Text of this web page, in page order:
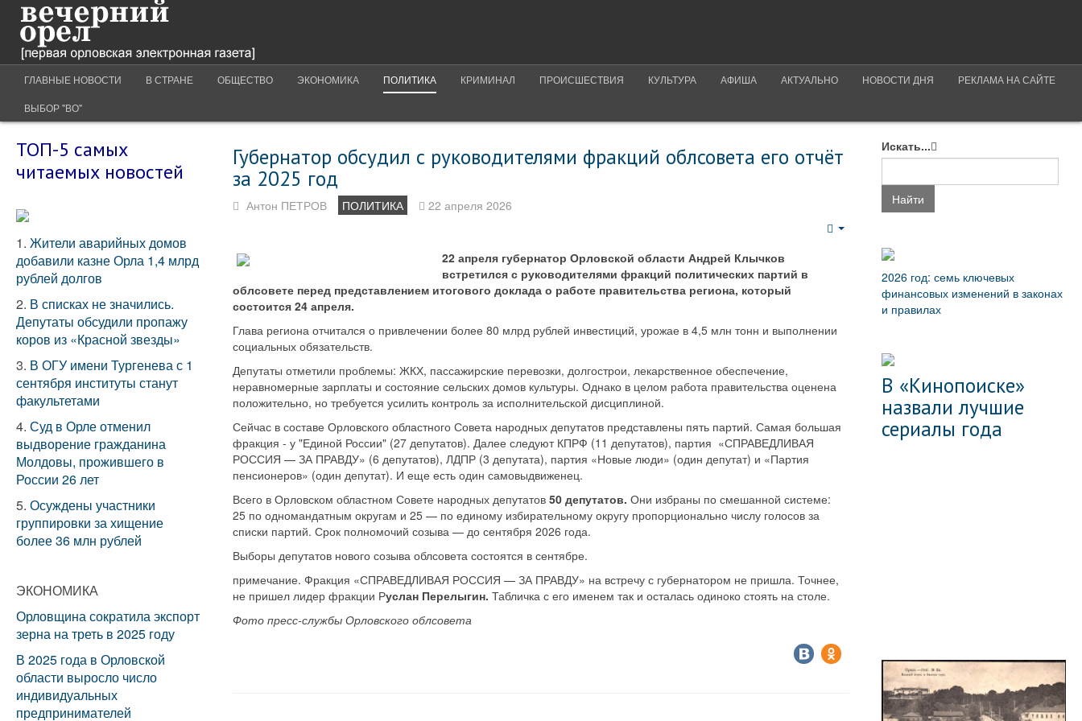
ГЛАВНЫЕ НОВОСТИ В СТРАНЕ ОБЩЕСТВО ЭКОНОМИКА ПОЛИТИКА КРИМИНАЛ ПРОИСШЕСТВИЯ КУЛЬТУРА АФИША АКТУАЛЬНО НОВОСТИ ДНЯ РЕКЛАМА НА САЙТЕ
ВЫБОР "ВО"
Губернатор обсудил с руководителями фракций облсовета его отчёт
за 2025 год
Антон ПЕТРОВ ПОЛИТИКА 22 апреля 2026
22 апреля губернатор Орловской области Андрей Клычков
встретился с руководителями фракций политических партий в
облсовете перед представлением итогового доклада о работе правительства региона, который
состоится 24 апреля.
Глава региона отчитался о привлечении более 80 млрд рублей инвестиций, урожае в 4,5 млн тонн и выполнении
социальных обязательств.
Депутаты отметили проблемы: ЖКХ, пассажирские перевозки, долгострои, лекарственное обеспечение,
неравномерные зарплаты и состояние сельских домов культуры. Однако в целом работа правительства оценена
положительно, но требуется усилить контроль за исполнительской дисциплиной.
Сейчас в составе Орловского областного Совета народных депутатов представлены пять партий. Самая большая
фракция - у "Единой России" (27 депутатов). Далее следуют КПРФ (11 депутатов), партия «СПРАВЕДЛИВАЯ
РОССИЯ — ЗА ПРАВДУ» (6 депутатов), ЛДПР (3 депутата), партия «Новые люди» (один депутат) и «Партия
пенсионеров» (один депутат). И еще есть один самовыдвиженец.
Всего в Орловском областном Совете народных депутатов 50 депутатов. Они избраны по смешанной системе:
25 по одномандатным округам и 25 — по единому избирательному округу пропорционально числу голосов за
списки партий. Срок полномочий созыва — до сентября 2026 года.
Выборы депутатов нового созыва облсовета состоятся в сентябре.
примечание. Фракция «СПРАВЕДЛИВАЯ РОССИЯ — ЗА ПРАВДУ» на встречу с губернатором не пришла. Точнее,
не пришел лидер фракции Руслан Перелыгин. Табличка с его именем так и осталась одиноко стоять на столе.
Фото пресс-службы Орловского облсовета
ТОП-5 самых
читаемых новостей
1. Жители аварийных домов
добавили казне Орла 1,4 млрд
рублей долгов
2. В списках не значились.
Депутаты обсудили пропажу
коров из «Красной звезды»
3. В ОГУ имени Тургенева с 1
сентября институты станут
факультетами
4. Суд в Орле отменил
выдворение гражданина
Молдовы, прожившего в
России 26 лет
5. Осуждены участники
группировки за хищение
более 36 млн рублей
ЭКОНОМИКА
Орловщина сократила экспорт
зерна на треть в 2025 году
В 2025 года в Орловской
области выросло число
индивидуальных
предпринимателей
Искать...
Найти
2026 год: семь ключевых
финансовых изменений в законах
и правилах
В «Кинопоиске»
назвали лучшие
сериалы года